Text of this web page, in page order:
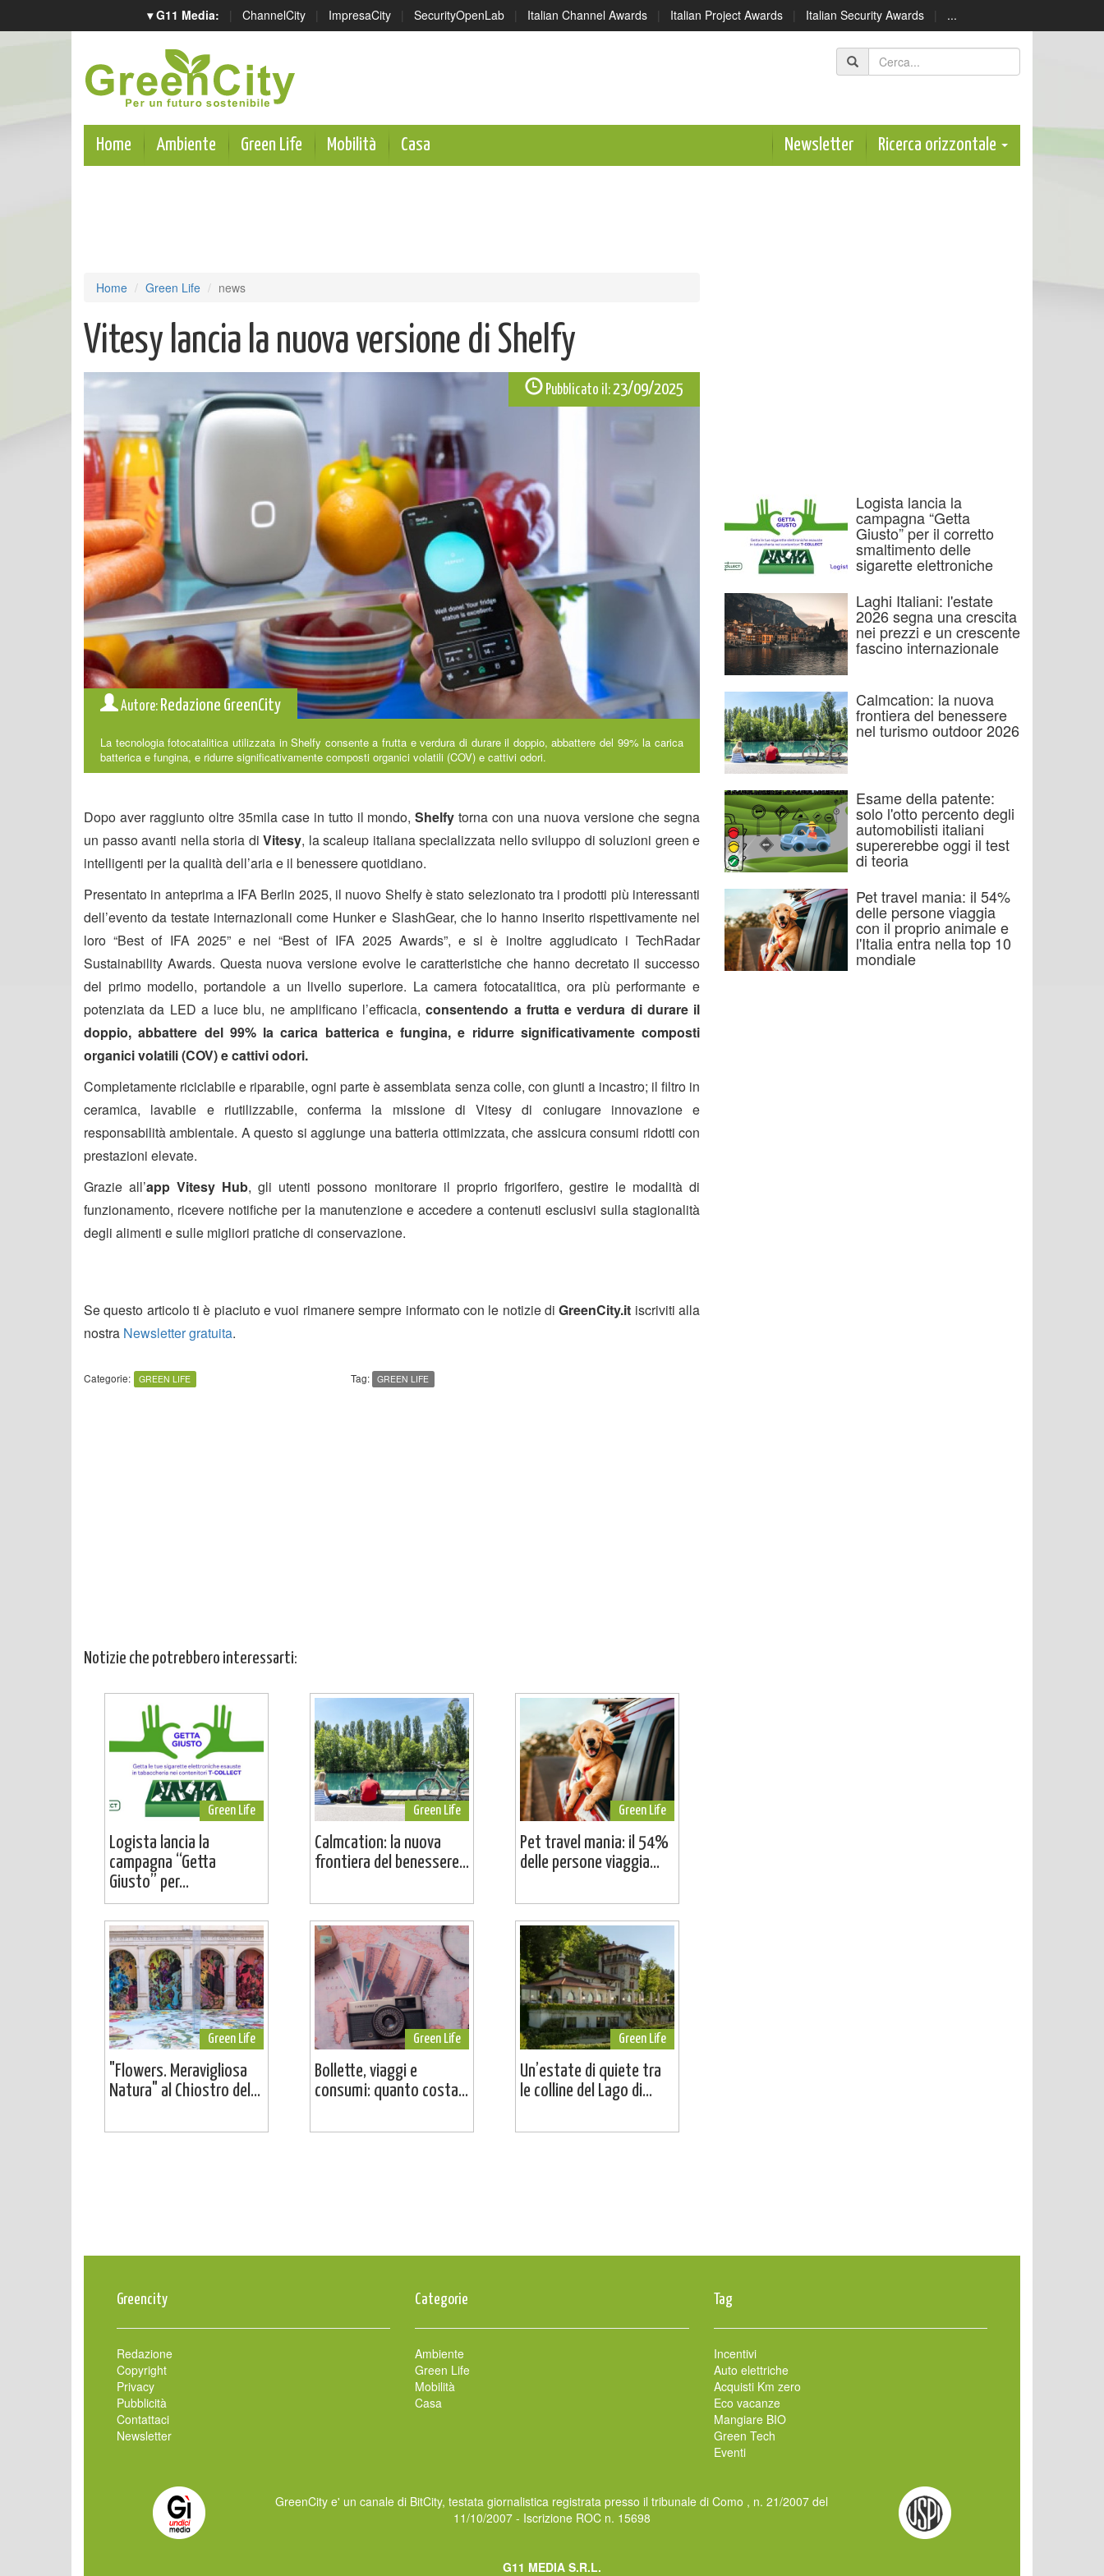
▾ G11 Media: | ChannelCity | ImpresaCity | SecurityOpenLab | Italian Channel Awards | Italian Project Awards | Italian Security Awards | ...
Home Ambiente Green Life Mobilità Casa Newsletter Ricerca orizzontale
Home Green Life news
Vitesy lancia la nuova versione di Shelfy
Pubblicato il:23/09/2025
Autore: Redazione GreenCity
La tecnologia fotocatalitica utilizzata in Shelfy consente a frutta e verdura di durare il doppio, abbattere del 99% la carica
batterica e fungina, e ridurre significativamente composti organici volatili (COV) e cattivi odori.
Dopo aver raggiunto oltre 35mila casein tutto il mondo,Shelfy torna con una nuova versione che segna
un passo avanti nella storia di Vitesy, la scaleup italiana specializzata nello sviluppo di soluzioni green e
intelligenti per la qualità dell’aria e il benessere quotidiano.
Presentato in anteprima a IFA Berlin 2025, il nuovo Shelfy è stato selezionato tra i prodotti più interessanti
dell’evento da testate internazionali come Hunker e SlashGear, che lo hanno inserito rispettivamente nel
loro “Best of IFA 2025” e nei “Best of IFA 2025 Awards”, e si è inoltre aggiudicato iTechRadar
Sustainability Awards. Questa nuova versione evolve le caratteristiche che hanno decretato il successo
del primo modello, portandole a un livello superiore. La camera fotocatalitica, ora più performante e
potenziata da LED a luce blu, ne amplificano l’efficacia, consentendo a frutta e verdura di durare il
doppio, abbattere del 99% la carica batterica e fungina, e ridurre significativamente composti
organici volatili (COV) e cattivi odori.
Completamente riciclabile e riparabile, ogni parte è assemblata senza colle, con giunti a incastro; il filtro in
ceramica, lavabile e riutilizzabile, conferma la missione di Vitesy di coniugare innovazione e
responsabilità ambientale. A questo si aggiunge una batteria ottimizzata, che assicura consumi ridotti con
prestazioni elevate.
Grazie all’appVitesy Hub, gli utenti possono monitorare il proprio frigorifero, gestire le modalità di
funzionamento, ricevere notifiche per la manutenzione e accedere a contenuti esclusivi sulla stagionalità
degli alimenti e sulle migliori pratiche di conservazione.
Se questo articolo ti è piaciuto e vuoi rimanere sempre informato con le notizie diGreenCity.it iscriviti alla
nostra Newsletter gratuita.
Categorie: GREEN LIFE Tag: GREEN LIFE
Notizie che potrebbero interessarti:
Green Life
Logista lancia la
campagna “Getta
Giusto” per...
Green Life
Calmcation: la nuova
frontiera del benessere...
Green Life
Pet travel mania: il 54%
delle persone viaggia...
Green Life
"Flowers. Meravigliosa
Natura" al Chiostro del...
Green Life
Bollette, viaggi e
consumi: quanto costa...
Green Life
Un’estate di quiete tra
le colline del Lago di...
Logista lancia la
campagna “Getta
Giusto” per il corretto
smaltimento delle
sigarette elettroniche
Laghi Italiani: l'estate
2026 segna una crescita
nei prezzi e un crescente
fascino internazionale
Calmcation: la nuova
frontiera del benessere
nel turismo outdoor 2026
Esame della patente:
solo l'otto percento degli
automobilisti italiani
supererebbe oggi il test
di teoria
Pet travel mania: il 54%
delle persone viaggia
con il proprio animale e
l'Italia entra nella top 10
mondiale
Greencity
Redazione
Copyright
Privacy
Pubblicità
Contattaci
Newsletter
Categorie
Ambiente
Green Life
Mobilità
Casa
Tag
Incentivi
Auto elettriche
Acquisti Km zero
Eco vacanze
Mangiare BIO
Green Tech
Eventi
GreenCity e' un canale di BitCity, testata giornalistica registrata presso il tribunale di Como , n. 21/2007 del
11/10/2007 - Iscrizione ROC n. 15698
G11 MEDIA S.R.L.